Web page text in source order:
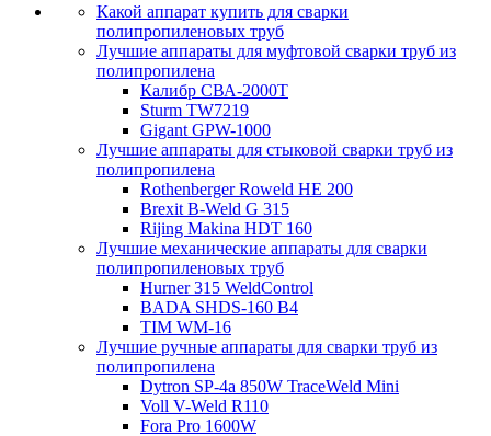
Какой аппарат купить для сварки
полипропиленовых труб
Лучшие аппараты для муфтовой сварки труб из
полипропилена
Калибр СВА-2000Т
Sturm TW7219
Gigant GPW-1000
Лучшие аппараты для стыковой сварки труб из
полипропилена
Rothenberger Roweld HE 200
Brexit B-Weld G 315
Rijing Makina HDT 160
Лучшие механические аппараты для сварки
полипропиленовых труб
Hurner 315 WeldControl
BADA SHDS-160 B4
TIM WM-16
Лучшие ручные аппараты для сварки труб из
полипропилена
Dytron SP-4a 850W TraceWeld Mini
Voll V-Weld R110
Fora Pro 1600W